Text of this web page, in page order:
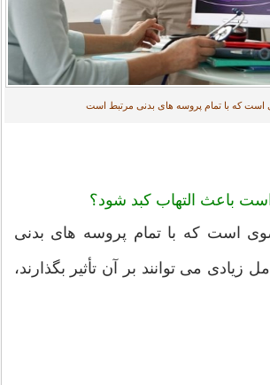
که با تمام پروسه های بدنی مرتبط است
باعث التهاب کبد شود؟
است که با تمام پروسه های بدنی
می توانند بر آن تأثیر بگذارند،